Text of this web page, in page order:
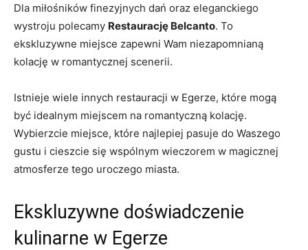
Dla miłośników finezyjnych dań oraz ⁤eleganckiego
wystroju polecamy⁢ Restaurację Belcanto. To
ekskluzywne miejsce ⁣zapewni ​Wam niezapomnianą
kolację w romantycznej scenerii.
Istnieje wiele innych restauracji w Egerze,⁤ które mogą
być idealnym miejscem na romantyczną kolację.
Wybierzcie miejsce, które najlepiej pasuje do Waszego
gustu i cieszcie się ‌wspólnym wieczorem ​w magicznej
⁤atmosferze tego uroczego miasta.
Ekskluzywne doświadczenie
kulinarne w Egerze